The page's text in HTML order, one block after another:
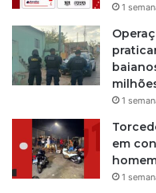
1
1
em
1